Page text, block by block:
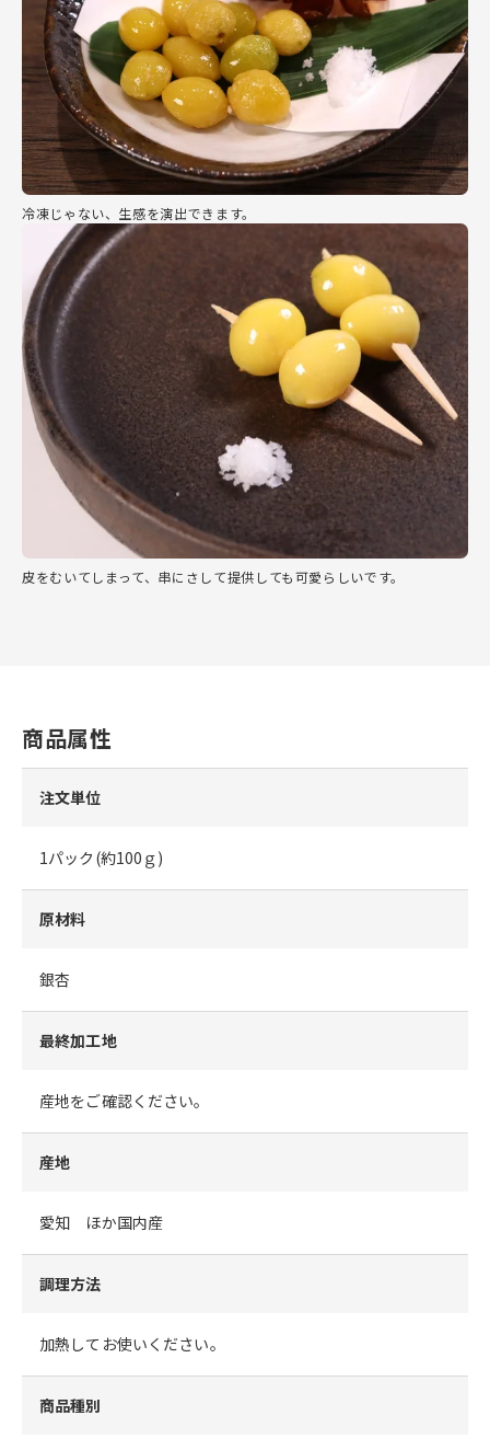
冷凍じゃない、生感を演出できます。
皮をむいてしまって、串にさして提供しても可愛らしいです。
商品属性
注文単位
1パック(約100ｇ)
原材料
銀杏
最終加工地
産地をご確認ください。
産地
愛知 ほか国内産
調理方法
加熱してお使いください。
商品種別